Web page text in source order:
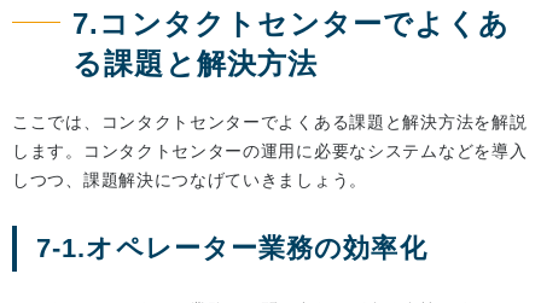
7.コンタクトセンターでよくあ
る課題と解決方法
ここでは、コンタクトセンターでよくある課題と解決方法を解説
します。コンタクトセンターの運用に必要なシステムなどを導入
しつつ、課題解決につなげていきましょう。
7-1.オペレーター業務の効率化